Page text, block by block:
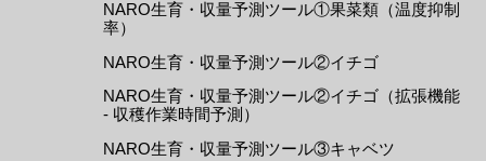
NARO生育・収量予測ツール①果菜類（温度抑制
率）
NARO生育・収量予測ツール②イチゴ
NARO生育・収量予測ツール②イチゴ（拡張機能
- 収穫作業時間予測）
NARO生育・収量予測ツール③キャベツ